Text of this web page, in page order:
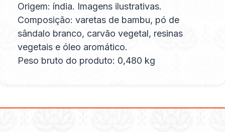
Origem: índia. Imagens ilustrativas.
Composição: varetas de bambu, pó de
sândalo branco, carvão vegetal, resinas
vegetais e óleo aromático.
Peso bruto do produto: 0,480 kg